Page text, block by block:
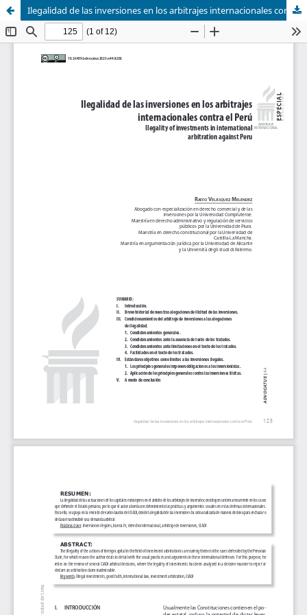
Ilegalidad de las inversiones en los arbitrajes internacionales contra el Perú